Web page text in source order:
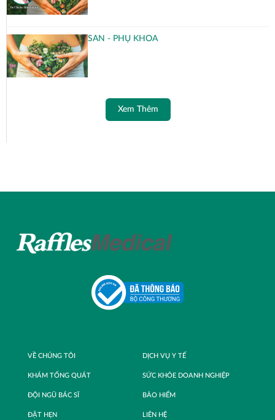
SẢN - PHỤ KHOA
Xem Thêm
VỀ CHÚNG TÔI DỊCH VỤ Y TẾ
KHÁM TỔNG QUÁT SỨC KHỎE DOANH NGHIỆP
ĐỘI NGŨ BÁC SĨ BẢO HIỂM
ĐẶT HẸN LIÊN HỆ